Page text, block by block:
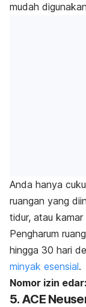
mudah
Anda hanya
ruangan yang
tidur, atau kamar
Pengharum
hingga 30 hari
minyak esensial.
Nomor izin edar:
5. ACE